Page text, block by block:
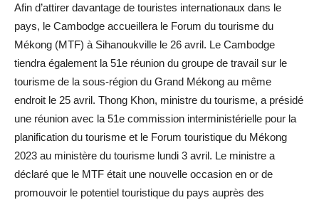
Afin d’attirer davantage de touristes internationaux dans le
pays, le Cambodge accueillera le Forum du tourisme du
Mékong (MTF) à Sihanoukville le 26 avril. Le Cambodge
tiendra également la 51e réunion du groupe de travail sur le
tourisme de la sous-région du Grand Mékong au même
endroit le 25 avril. Thong Khon, ministre du tourisme, a présidé
une réunion avec la 51e commission interministérielle pour la
planification du tourisme et le Forum touristique du Mékong
2023 au ministère du tourisme lundi 3 avril. Le ministre a
déclaré que le MTF était une nouvelle occasion en or de
promouvoir le potentiel touristique du pays auprès des